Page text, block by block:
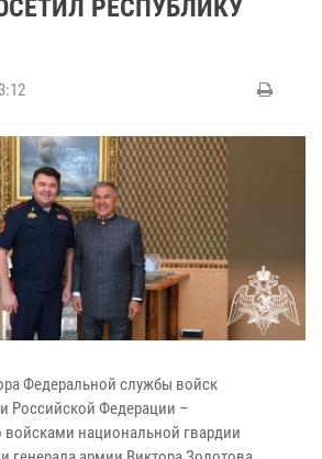
РЕСПУБЛИКУ
Федеральной службы войск
Российской Федерации –
национальной гвардии